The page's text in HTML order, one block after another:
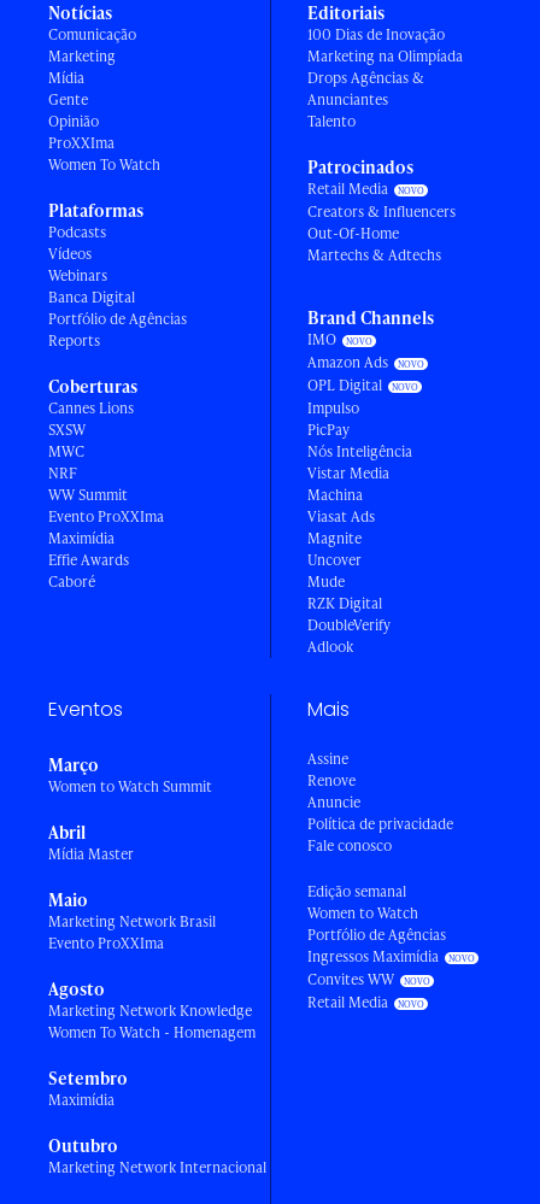
Notícias
Comunicação
Marketing
Mídia
Gente
Opinião
ProXXIma
Women To Watch
Plataformas
Podcasts
Vídeos
Webinars
Banca Digital
Portfólio de Agências
Reports
Coberturas
Cannes Lions
SXSW
MWC
NRF
WW Summit
Evento ProXXIma
Maximídia
Effie Awards
Caboré
Editoriais
100 Dias de Inovação
Marketing na Olimpíada
Drops Agências &
Anunciantes
Talento
Patrocinados
Retail Media
Creators & Influencers
Out-Of-Home
Martechs & Adtechs
Brand Channels
IMO
Amazon Ads
OPL Digital
Impulso
PicPay
Nós Inteligência
Vistar Media
Machina
Viasat Ads
Magnite
Uncover
Mude
RZK Digital
DoubleVerify
Adlook
Eventos
Março
Women to Watch Summit
Abril
Mídia Master
Maio
Marketing Network Brasil
Evento ProXXIma
Agosto
Marketing Network Knowledge
Women To Watch - Homenagem
Setembro
Maximídia
Outubro
Marketing Network Internacional
Mais
Assine
Renove
Anuncie
Política de privacidade
Fale conosco
Edição semanal
Women to Watch
Portfólio de Agências
Ingressos Maximídia
Convites WW
Retail Media